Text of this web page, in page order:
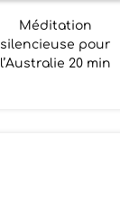
Méditation
silencieuse pour
l’Australie 20 min